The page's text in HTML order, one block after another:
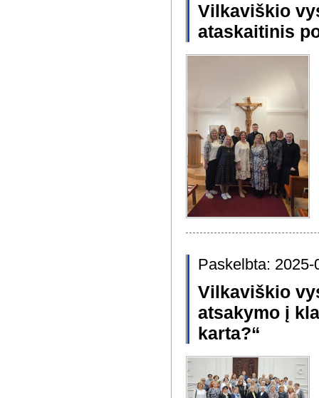
Vilkaviškio
ataskaitinis
Paskelbta: 2025-
Vilkaviškio
atsakymo į
karta?“